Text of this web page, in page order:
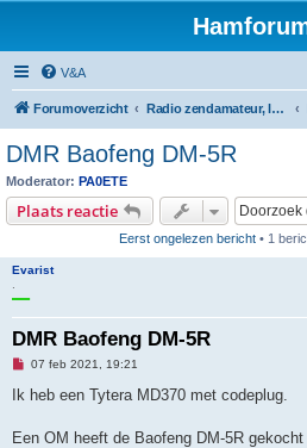
V&A
Forumoverzicht Radio zendamateur, luisteramateur en elektronica zelfbouw
DMR Baofeng DM-5R
Moderator: PA0ETE
Plaats reactie
Eerst ongelezen bericht• 1
Evarist
DMR Baofeng DM-5R
O
g
e
07 feb 2021, 19:21
Ik heb een Tytera MD370 met codeplug.
Een OM heeft de Baofeng DM-5R